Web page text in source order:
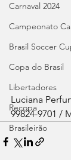
Carnaval 2024
Campeonato
Brasil Soccer
Copa do Brasil
Libertadores
Recopa
Brasileirão
Luciana
99824-9701 /